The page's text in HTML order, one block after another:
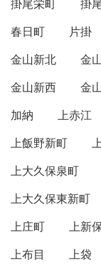
掛尾栄町 掛
春日町
片掛
金山新北
金
金山新西
金
加納
上赤江
上飯野新町
上大久保泉町
上大久保東新町
上庄町
上新
上布目
上袋